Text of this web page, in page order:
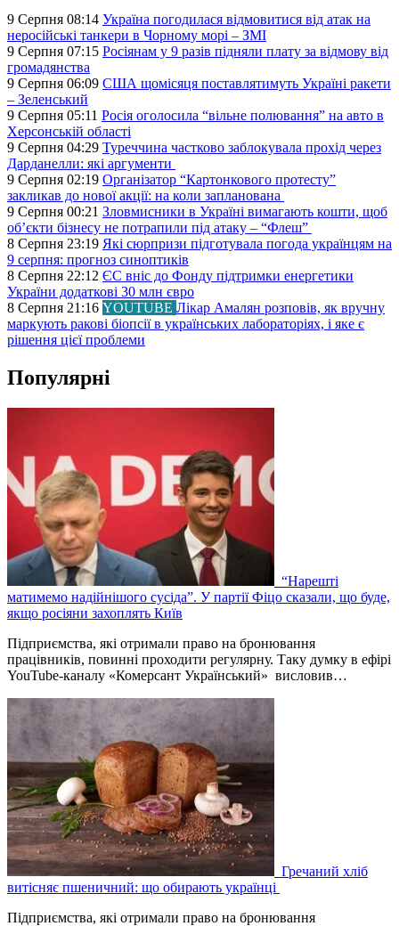
9 Серпня 08:14 Україна погодилася відмовитися від атак на
неросійські танкери в Чорному морі – ЗМІ
9 Серпня 07:15 Росіянам у 9 разів підняли плату за відмову від
громадянства
9 Серпня 06:09 США щомісяця поставлятимуть Україні ракети
– Зеленський
9 Серпня 05:11 Росія оголосила “вільне полювання” на авто в
Херсонській області
9 Серпня 04:29 Туреччина частково заблокувала прохід через
Дарданелли: які аргументи
9 Серпня 02:19 Організатор “Картонкового протесту”
закликав до нової акції: на коли запланована
9 Серпня 00:21 Зловмисники в Україні вимагають кошти, щоб
об’єкти бізнесу не потрапили під атаку – “Флеш”
8 Серпня 23:19 Які сюрпризи підготувала погода українцям на
9 серпня: прогноз синоптиків
8 Серпня 22:12 ЄС вніс до Фонду підтримки енергетики
України додаткові 30 млн євро
8 Серпня 21:16 YOUTUBE Лікар Амалян розповів, як вручну
маркують ракові біопсії в українських лабораторіях, і яке є
рішення цієї проблеми
Популярні
“Нарешті
матимемо надійнішого сусіда”. У партії Фіцо сказали, що буде,
якщо росіяни захоплять Київ
Підприємства, які отримали право на бронювання
працівників, повинні проходити регулярну. Таку думку в ефірі
YouTube-каналу «Комерсант Український» висловив…
Гречаний хліб
витісняє пшеничний: що обирають українці
Підприємства, які отримали право на бронювання